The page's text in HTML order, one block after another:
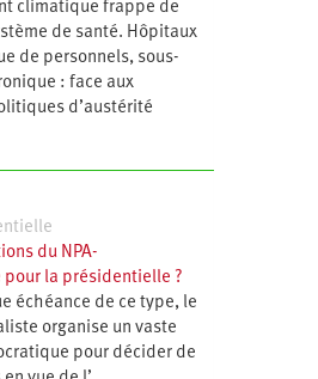
climatique frappe de
de santé. Hôpitaux
de personnels, sous-
: face aux
d’austérité
du NPA-
pour la présidentielle ?
échéance de ce type, le
organise un vaste
pour décider de